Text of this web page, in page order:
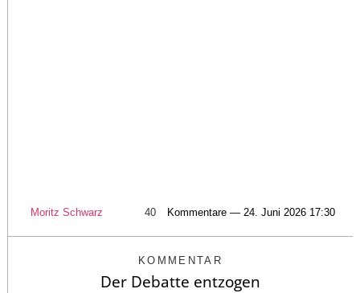
Moritz Schwarz 40 Kommentare — 24. Juni 2026 17:30
KOMMENTAR
Der Debatte entzogen